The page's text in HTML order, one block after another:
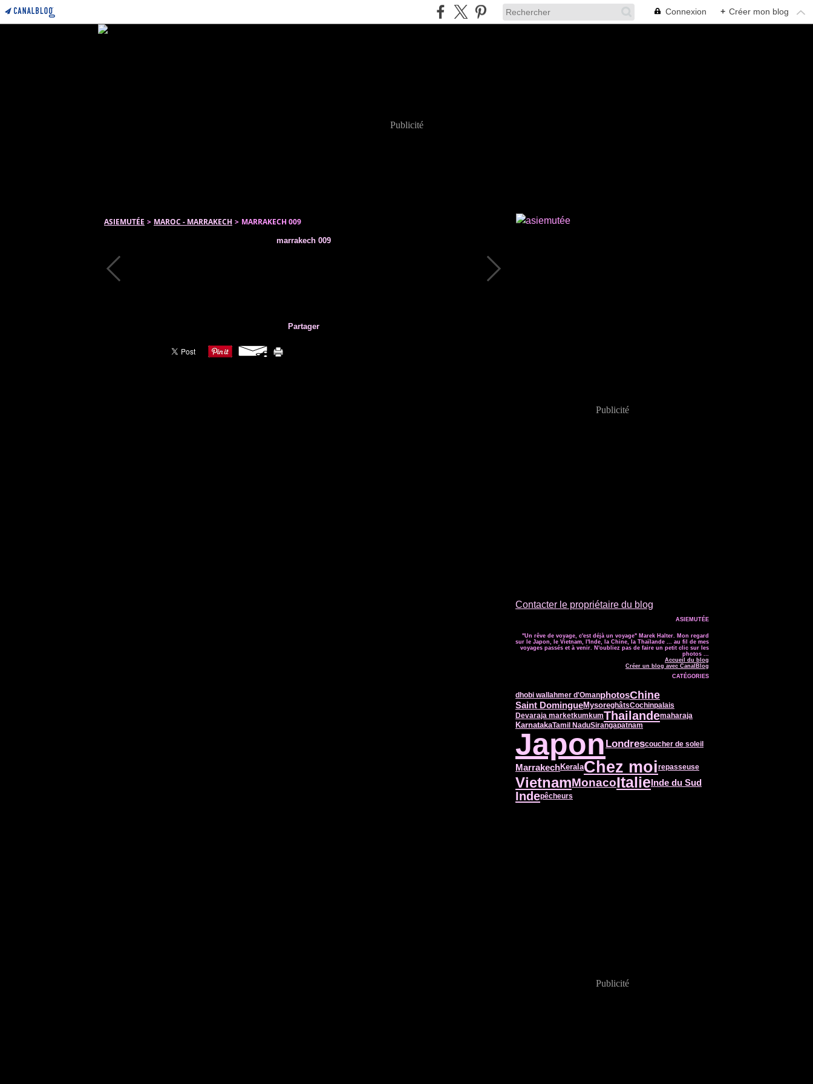
Connexion + Créer mon blog
Publicité
ASIEMUTÉE > MAROC - MARRAKECH > MARRAKECH 009
marrakech 009
Partager
Publicité
Contacter le propriétaire du blog
ASIEMUTÉE
"Un rêve de voyage, c'est déjà un voyage" Marek Halter. Mon regard
sur le Japon, le Vietnam, l'Inde, la Chine, la Thaïlande ... au fil de mes
voyages passés et à venir. N'oubliez pas de faire un petit clic sur les
photos ...
Accueil du blog
Créer un blog avec CanalBlog
CATÉGORIES
dhobi wallahmer d'OmanphotosChine
Saint DomingueMysoreghâtsCochinpalais
Devaraja marketkumkumThailandemaharaja
KarnatakaTamil NaduSirangapatnam
Japon Londrescoucher de soleil
MarrakechKeralaChez moirepasseuse
VietnamMonacoItalieInde du Sud
Indepêcheurs
Publicité